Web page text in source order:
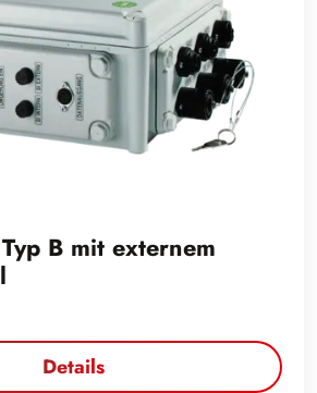
B mit externem
Details